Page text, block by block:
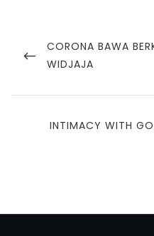
CORONA BAWA
WIDJAJA
INTIMACY WITH